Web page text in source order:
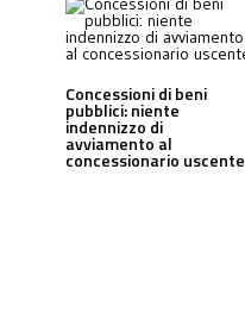
Concessioni di beni
pubblici: niente
indennizzo di
avviamento al
concessionario uscente